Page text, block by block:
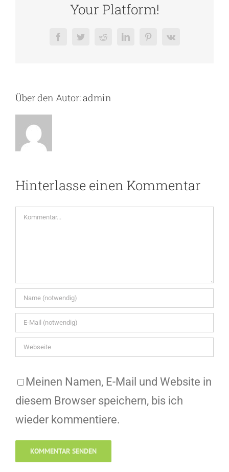
Your Platform!
FacebookTwitterRedditLinkedInPinterest
Vk
Über den Autor:admin
Hinterlasse einen Kommentar
Kommentar
Meinen Namen, E-Mail und Website in
diesem Browser speichern, bis ich
wieder kommentiere.